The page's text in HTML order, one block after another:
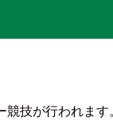
技が行われます。